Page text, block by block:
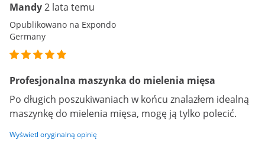
Mandy2 lata temu
Opublikowano na Expondo
Germany
Profesjonalna maszynka do mielenia mięsa
Po długich poszukiwaniach w końcu znalazłem idealną
maszynkę do mielenia mięsa, mogę ją tylko polecić.
Wyświetl oryginalną opinię